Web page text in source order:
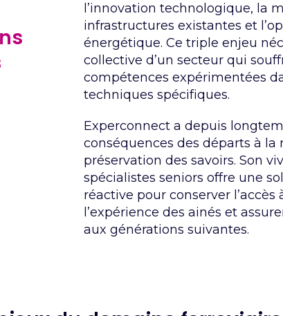
l’innovation technologique, la
infrastructures existantes et
énergétique. Ce triple enjeu
collective d’un secteur qui
compétences expérimentées
techniques spécifiques.
Experconnect a depuis
conséquences des départs à la
préservation des savoirs. Son
spécialistes seniors offre une
réactive pour conserver l’accès
l’expérience des ainés et
aux générations suivantes.